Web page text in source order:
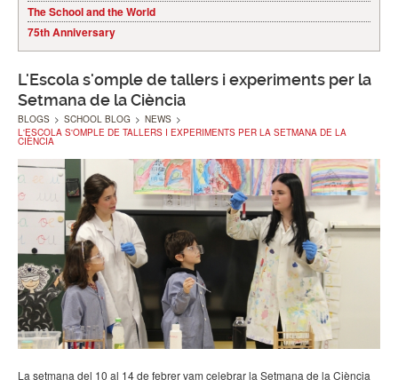
The School and the World
75th Anniversary
L'Escola s'omple de tallers i experiments per la
Setmana de la Ciència
BLOGS > SCHOOL BLOG > NEWS >
L'ESCOLA S'OMPLE DE TALLERS I EXPERIMENTS PER LA SETMANA DE LA
CIÈNCIA
La setmana del 10 al 14 de febrer vam celebrar la Setmana de la Ciència